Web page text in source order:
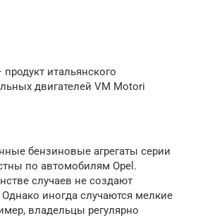
продукт итальянского
двигателей VM Motori
бензиновые агрегаты серии
по автомобилям Opel.
случаев не создают
иногда случаются мелкие
владельцы регулярно